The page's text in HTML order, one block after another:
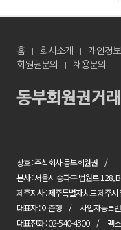
홈 회사소개 개인정
회원권문의
채용문의
상호 : 주식회사 동부회원권
본사 : 서울시 송파구 법원로 128,
제주지사 : 제주특별자치도 제주
대표자 : 이준행
사업자등록
대표전화 :02-540-4300 팩